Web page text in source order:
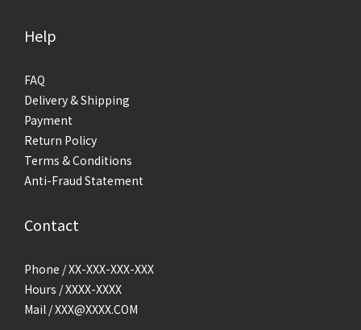
Help
FAQ
Delivery & Shipping
Payment
Return Policy
Terms & Conditions
Anti-Fraud Statement
Contact
Phone / XX-XXX-XXX-XXX
Hours / XXXX-XXXX
Mail / XXX@XXXX.COM